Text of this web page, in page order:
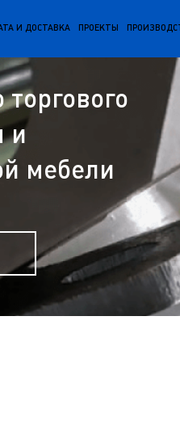
И ДОСТАВКА ПРОЕКТЫ
и
мебели